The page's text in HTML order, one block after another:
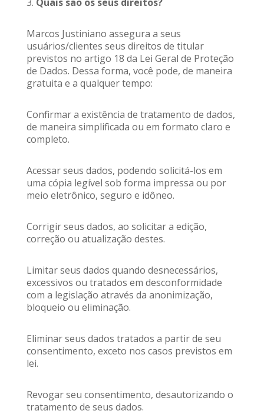
Marcos Justiniano assegura a seus
usuários/clientes seus direitos de titular
previstos no artigo 18 da Lei Geral de Proteção
de Dados. Dessa forma, você pode, de maneira
gratuita e a qualquer tempo:
Confirmar a existência de tratamento de dados,
de maneira simplificada ou em formato claro e
completo.
Acessar seus dados, podendo solicitá-los em
uma cópia legível sob forma impressa ou por
meio eletrônico, seguro e idôneo.
Corrigir seus dados, ao solicitar a edição,
correção ou atualização destes.
Limitar seus dados quando desnecessários,
excessivos ou tratados em desconformidade
com a legislação através da anonimização,
bloqueio ou eliminação.
Eliminar seus dados tratados a partir de seu
consentimento, exceto nos casos previstos em
lei.
Revogar seu consentimento, desautorizando o
tratamento de seus dados.